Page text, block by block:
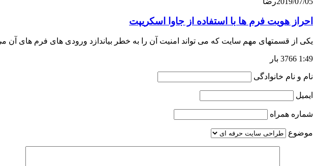
احراز هویت فرم ها با استفاده از جاوا اسکریپت
یکی از قسمتهای مهم سایت که می تواند امنیت آن را به خطر بیاندازد ورودی های فرم های آن
1:49
نام و نام خانوادگی
ایمیل
شماره همراه
موضوع